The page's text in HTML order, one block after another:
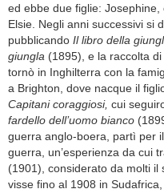
ed ebbe due figlie:
Elsie. Negli anni successivi si
pubblicando Il libro della
giungla (1895), e la raccolta
tornò in Inghilterra con la
a Brighton, dove nacque il
Capitani coraggiosi, cui
fardello dell’uomo bianco
guerra anglo-boera, partì per
guerra, un’esperienza da cui
(1901), considerato da molti
visse fino al 1908 in